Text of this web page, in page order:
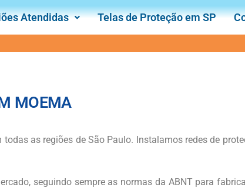
Atendidas Telas de Proteção em SP
MOEMA
as regiões de São Paulo. Instalamos redes de
seguindo sempre as normas da ABNT para